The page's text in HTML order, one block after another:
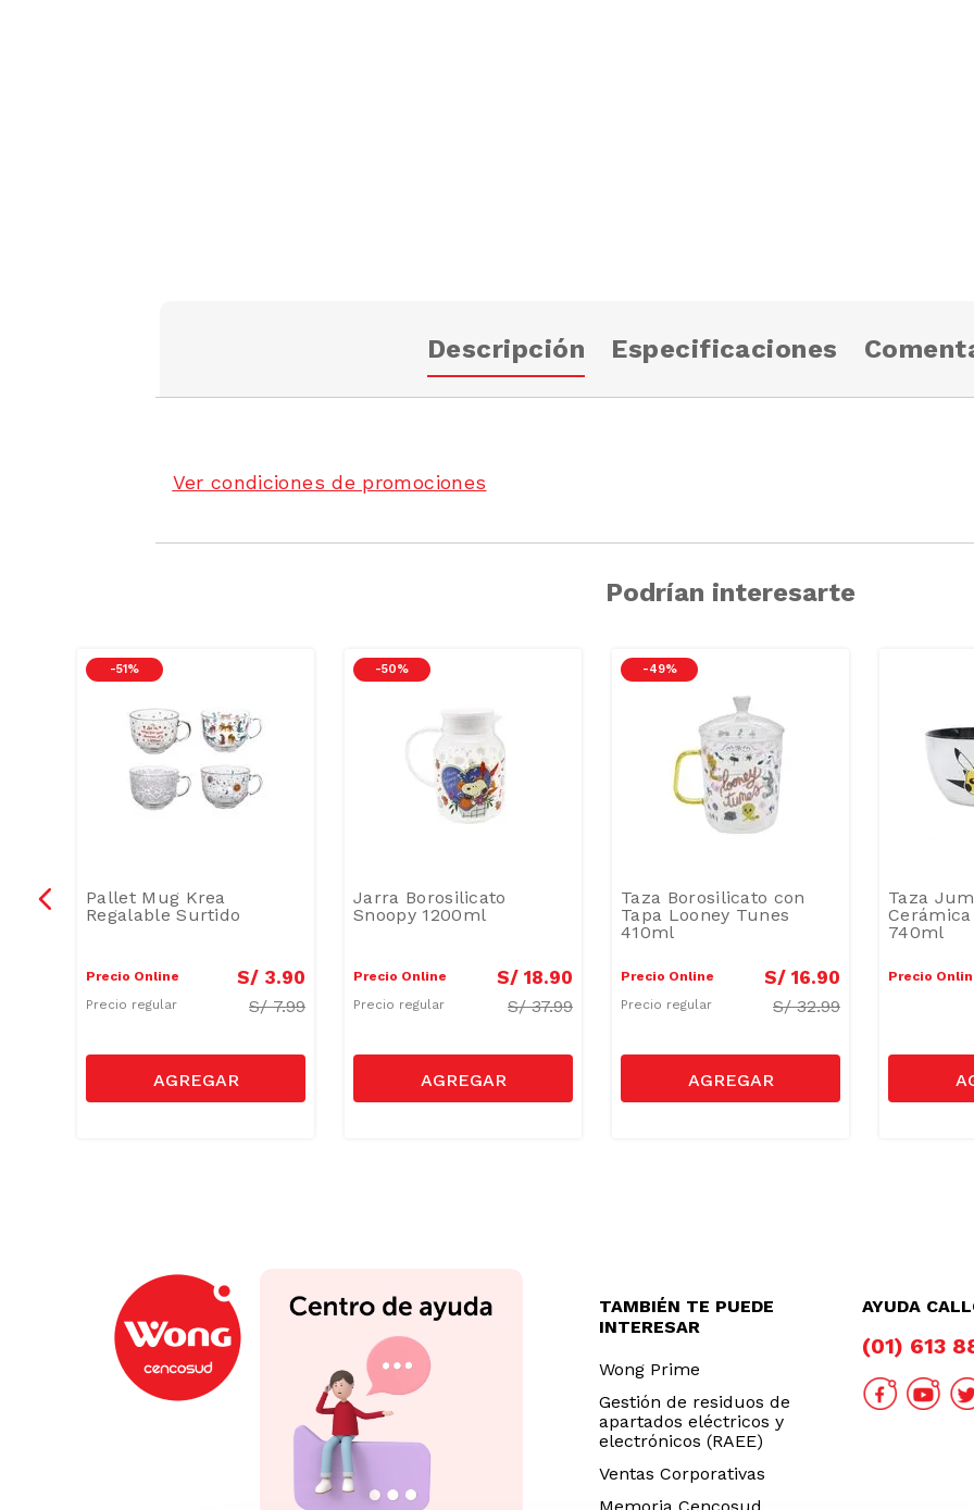
Descripción Especificaciones
Ver condiciones de promociones
Podrían interesarte
-51 %
Pallet Mug Krea
Regalable Surtido
Precio Online S/ 3.90
Precio regular S/7.99
-50 %
Jarra Borosilicato
Snoopy 1200ml
Precio Online S/ 18.90
Precio regular S/37.99
-49 %
Taza Borosilicato con
Tapa Looney Tunes
410ml
Precio Online S/ 16.90
Precio regular S/32.99
Taza
740ml
Precio
TAMBIÉN TE PUEDE
INTERESAR
Wong Prime
Gestión de residuos de
apartados eléctricos y
electrónicos (RAEE)
Ventas Corporativas
AYUDA
(01) 613